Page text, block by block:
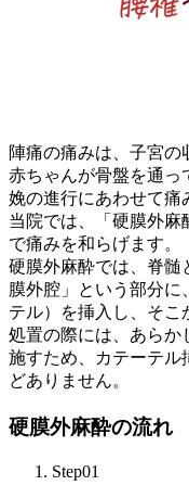
陣痛の痛みは、子宮の
赤ちゃんが骨盤を通っ
娩の進行にあわせて痛
当院では、「硬膜外麻
で痛みを和らげます。
硬膜外麻酔では、脊髄
膜外腔」という部分に
テル）を挿入し、そこ
処置の際には、あらか
施すため、カテーテル
どありません。
硬膜外麻酔の流れ
Step01